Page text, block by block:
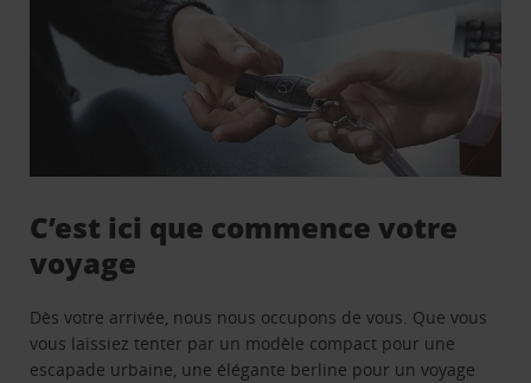
C’est ici que commence votre
voyage
Dès votre arrivée, nous nous occupons de vous. Que vous
vous laissiez tenter par un modèle compact pour une
escapade urbaine, une élégante berline pour un voyage